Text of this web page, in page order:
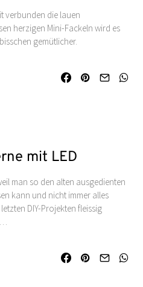
verbunden die lauen
herzigen Mini-Fackeln wird es
gemütlicher.
mit LED
man so den alten ausgedienten
kann und nicht immer alles
DIY-Projekten fleissig